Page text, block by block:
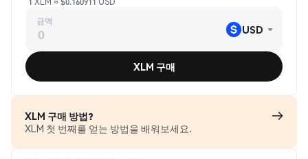
금액
USD
XLM 구매
XLM 구매 방법?
XLM 첫 번째를 얻는 방법을 배워보세요.